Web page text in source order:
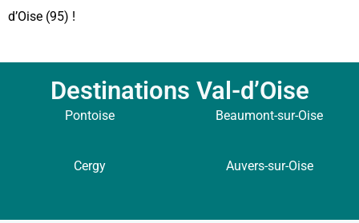
d’Oise (95) !
Destinations Val-d’Oise
Pontoise
Cergy
Beaumont-sur-Oise
Auvers-sur-Oise